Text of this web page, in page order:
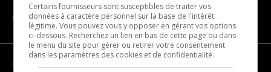
CATEGORIES
Geography
Certains fournisseurs sont susceptibles de traiter vos
données à caractère personnel sur la base de l'intérêt
légitime. Vous pouvez vous y opposer en gérant vos options
ci-dessous. Recherchez un lien en bas de cette page ou dans
le menu du site pour gérer ou retirer votre consentement
dans les paramètres des cookies et de confidentialité.